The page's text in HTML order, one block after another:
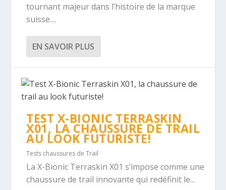
tournant majeur dans l’histoire de la marque
suisse....
EN SAVOIR PLUS
TEST X-BIONIC TERRASKIN
X01, LA CHAUSSURE DE TRAIL
AU LOOK FUTURISTE!
Tests chaussures de Trail
La X-Bionic Terraskin X01 s’impose comme une
chaussure de trail innovante qui redéfinit le...